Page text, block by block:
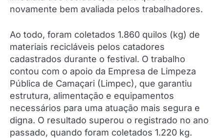
novamente bem avaliada pelos trabalhadores.
Ao todo, foram coletados 1.860 quilos (kg) de
materiais recicláveis pelos catadores
cadastrados durante o festival. O trabalho
contou com o apoio da Empresa de Limpeza
Pública de Camaçari (Limpec), que garantiu
estrutura, alimentação e equipamentos
necessários para uma atuação mais segura e
digna. O resultado superou o registrado no ano
passado, quando foram coletados 1.220 kg.